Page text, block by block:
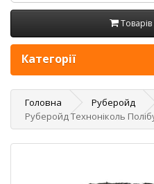
Категорії
Головна Руберойд
Руберойд Техноніколь